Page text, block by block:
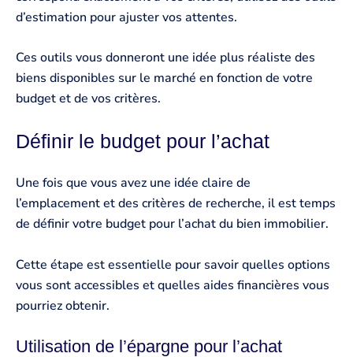
d’estimation pour ajuster vos attentes.
Ces outils vous donneront une idée plus réaliste des
biens disponibles sur le marché en fonction de votre
budget et de vos critères.
Définir le budget pour l’achat
Une fois que vous avez une idée claire de
l’emplacement et des critères de recherche, il est temps
de définir votre budget pour l’achat du bien immobilier.
Cette étape est essentielle pour savoir quelles options
vous sont accessibles et quelles aides financières vous
pourriez obtenir.
Utilisation de l’épargne pour l’achat